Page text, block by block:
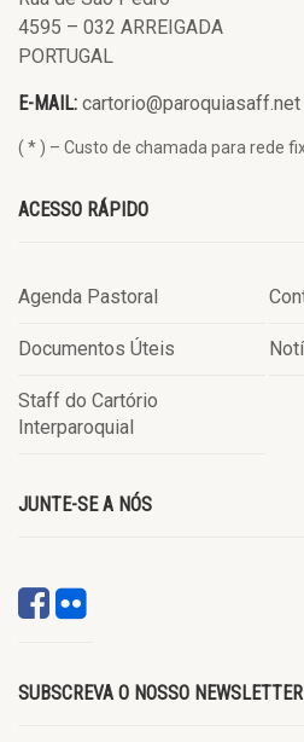
4595 – 032 ARREIGADA
PORTUGAL
E-MAIL: cartorio@paroquiasaff.net
( * ) – Custo de chamada para rede
ACESSO RÁPIDO
Agenda Pastoral
Documentos Úteis
Staff do Cartório
Interparoquial
JUNTE-SE A NÓS
SUBSCREVA O NOSSO